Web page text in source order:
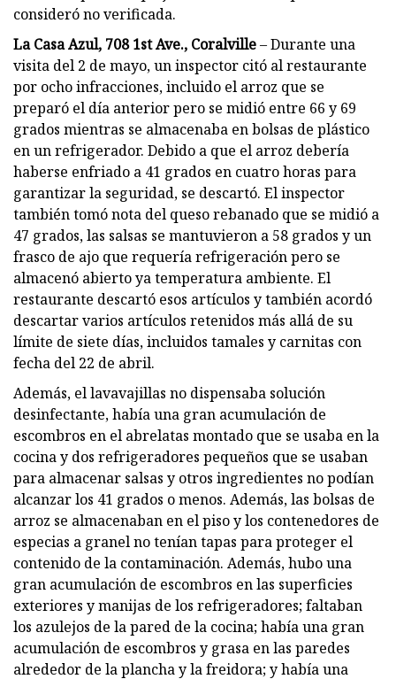
consideró no verificada.
La Casa Azul, 708 1st Ave., Coralville– Durante una
visita del 2 de mayo, un inspector citó al restaurante
por ocho infracciones, incluido el arroz que se
preparó el día anterior pero se midió entre 66 y 69
grados mientras se almacenaba en bolsas de plástico
en un refrigerador. Debido a que el arroz debería
haberse enfriado a 41 grados en cuatro horas para
garantizar la seguridad, se descartó. El inspector
también tomó nota del queso rebanado que se midió a
47 grados, las salsas se mantuvieron a 58 grados y un
frasco de ajo que requería refrigeración pero se
almacenó abierto ya temperatura ambiente. El
restaurante descartó esos artículos y también acordó
descartar varios artículos retenidos más allá de su
límite de siete días, incluidos tamales y carnitas con
fecha del 22 de abril.
Además, el lavavajillas no dispensaba solución
desinfectante, había una gran acumulación de
escombros en el abrelatas montado que se usaba en la
cocina y dos refrigeradores pequeños que se usaban
para almacenar salsas y otros ingredientes no podían
alcanzar los 41 grados o menos. Además, las bolsas de
arroz se almacenaban en el piso y los contenedores de
especias a granel no tenían tapas para proteger el
contenido de la contaminación. Además, hubo una
gran acumulación de escombros en las superficies
exteriores y manijas de los refrigeradores; faltaban
los azulejos de la pared de la cocina; había una gran
acumulación de escombros y grasa en las paredes
alrededor de la plancha y la freidora; y había una